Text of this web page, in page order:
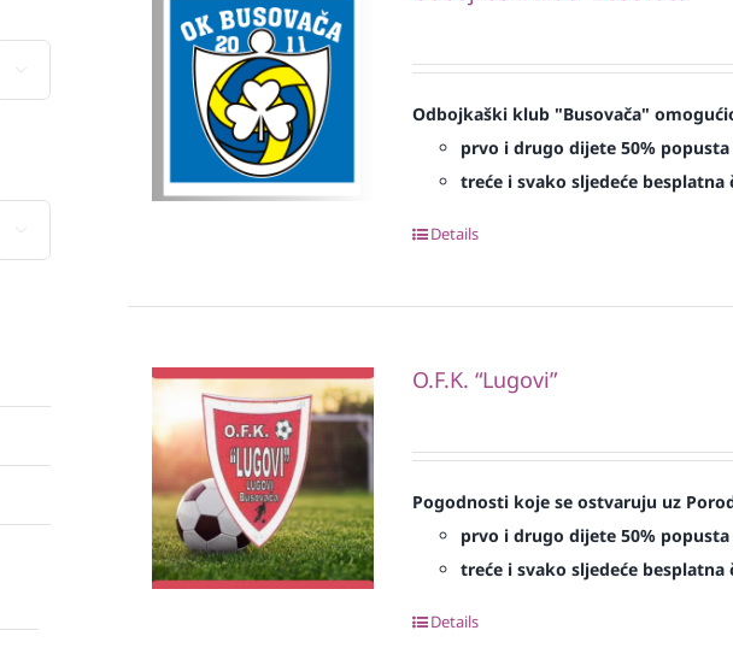
Odbojkaški klub "Busovača"
prvo i drugo dijete 50% popusta
treće i svako sljedeće besplatna
Details
O.F.K. “Lugovi”
Pogodnosti koje se ostvaruju uz
prvo i drugo dijete 50%
treće i svako sljedeće besplatna
Details